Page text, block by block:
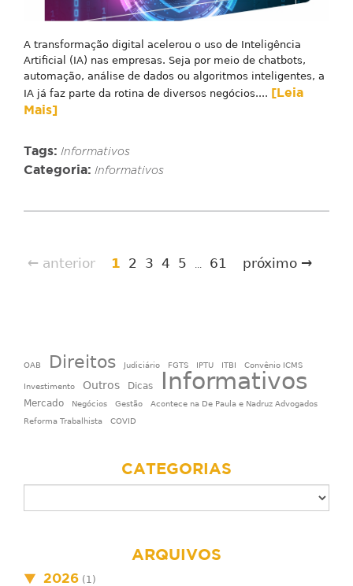
A transformação digital acelerou o uso de Inteligência
Artificial (IA) nas empresas. Seja por meio de chatbots,
automação, análise de dados ou algoritmos inteligentes, a
IA já faz parte da rotina de diversos negócios.... [Leia
Mais]
Tags: Informativos
Categoria: Informativos
← anterior 1 2 3 4 5 61 próximo →
OAB Direitos Judiciário FGTS IPTU ITBI Convênio ICMS
Investimento Outros Dicas Informativos
Mercado Negócios Gestão
Acontece na De Paula e Nadruz Advogados
Reforma Trabalhista
COVID
CATEGORIAS
ARQUIVOS
2026 (1)